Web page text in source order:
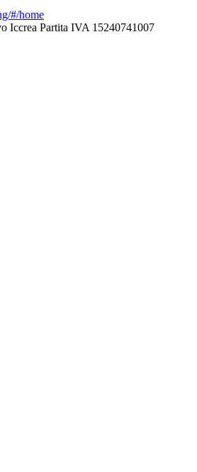
#/home
Iccrea Partita IVA 15240741007